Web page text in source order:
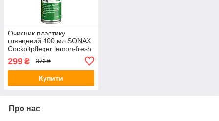
Очисник пластику
глянцевий 400 мл SONAX
Cockpitpfleger lemon-fresh
299 ₴ 373 ₴
Купити
Про нас